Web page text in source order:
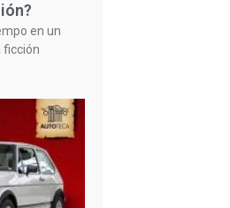
en un
ficción